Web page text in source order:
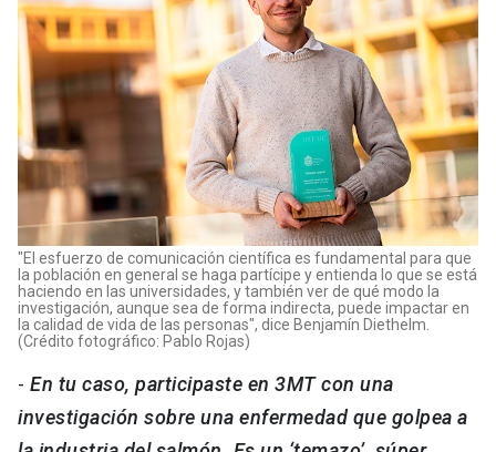
"El esfuerzo de comunicación científica es fundamental para que
la población en general se haga partícipe y entienda lo que se está
haciendo en las universidades, y también ver de qué modo la
investigación, aunque sea de forma indirecta, puede impactar en
la calidad de vida de las personas", dice Benjamín Diethelm.
(Crédito fotográfico: Pablo Rojas)
- En tu caso, participaste en 3MT con una
investigación sobre una enfermedad que golpea a